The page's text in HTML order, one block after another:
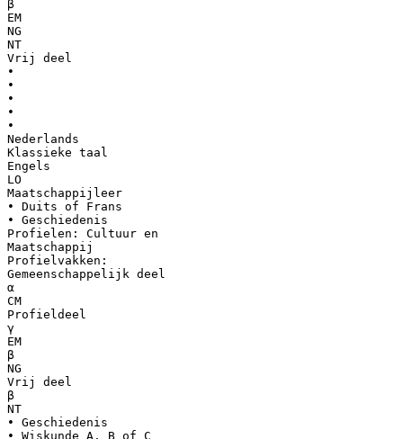
β
EM
NG
NT
Vrij deel
•
•
•
•
•
Nederlands
Klassieke taal
Engels
LO
Maatschappijleer
• Duits of Frans
• Geschiedenis
Profielen: Cultuur en
Maatschappij
Profielvakken:
Gemeenschappelijk deel
α
CM
Profieldeel
γ
EM
β
NG
Vrij deel
β
NT
• Geschiedenis
• Wiskunde A, B of C